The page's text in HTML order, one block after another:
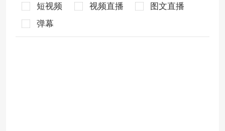
短视频 视频直播
图文直播
弹幕